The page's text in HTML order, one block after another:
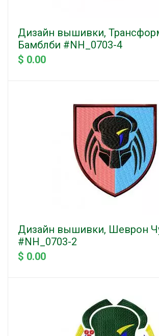
Дизайн вышивки,
Бамблби #NH_0703-4
$ 0.00
Дизайн вышивки, Шеврон
#NH_0703-2
$ 0.00